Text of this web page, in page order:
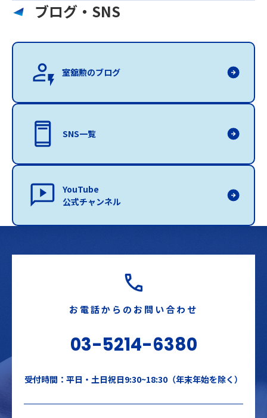
ブログ・SNS
室舘勲のブログ
SNS一覧
YouTube
公式チャンネル
お電話からのお問い合わせ
03-5214-6380
受付時間：平日・土日祝日9:30~18:30（年末年始を除く）